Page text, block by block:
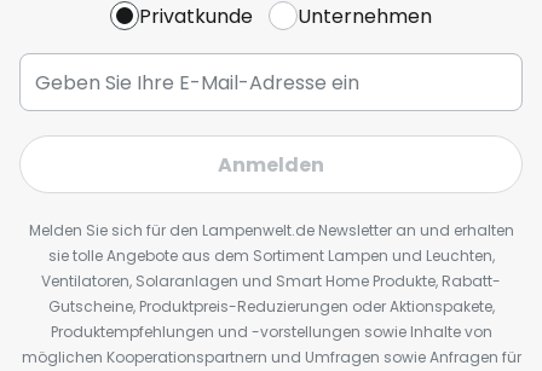
Privatkunde Unternehmen
Anmelden
Melden Sie sich für den Lampenwelt.de Newsletter an und erhalten
sie tolle Angebote aus dem Sortiment Lampen und Leuchten,
Ventilatoren, Solaranlagen und Smart Home Produkte, Rabatt-
Gutscheine, Produktpreis-Reduzierungen oder Aktionspakete,
Produktempfehlungen und -vorstellungen sowie Inhalte von
möglichen Kooperationspartnern und Umfragen sowie Anfragen für